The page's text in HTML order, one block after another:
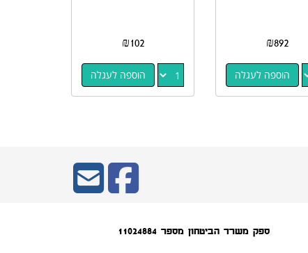
₪892
הוספה לעגלה
₪102
הוספה לעגלה
ספק משרד הביטחון מספר 11024884